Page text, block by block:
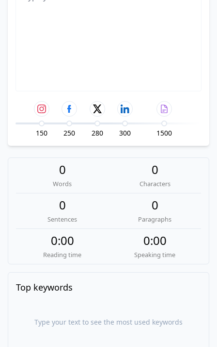
150 250 280 300 1500
0
Words
0
Characters
0
Sentences
0
Paragraphs
0:00
Reading time
0:00
Speaking time
Top keywords
Type your text to see the most used keywords